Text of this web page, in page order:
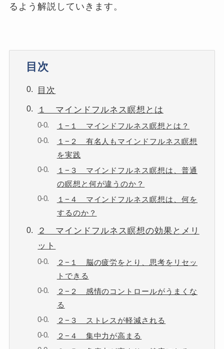
るよう解説していきます。
目次
目次
１ マインドフルネス瞑想とは
１−１ マインドフルネス瞑想とは？
１−２ 有名人もマインドフルネス瞑想
を実践
１−３ マインドフルネス瞑想は、普通
の瞑想と何が違うのか？
１−４ マインドフルネス瞑想は、何を
するのか？
２ マインドフルネス瞑想の効果とメリ
ット
２−１ 脳の疲労をとり、思考をリセッ
トできる
２−２ 感情のコントロールがうまくな
る
２−３ ストレスが軽減される
２−４ 集中力が高まる